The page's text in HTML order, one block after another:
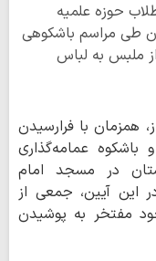
حوزه‌ علمیه
طی مراسم باشکوهی
ملبس به لباس
همزمان با فرارسیدن
عمامه‌گذاری
در مسجد امام
این آیین، جمعی از
مفتخر به پوشیدن